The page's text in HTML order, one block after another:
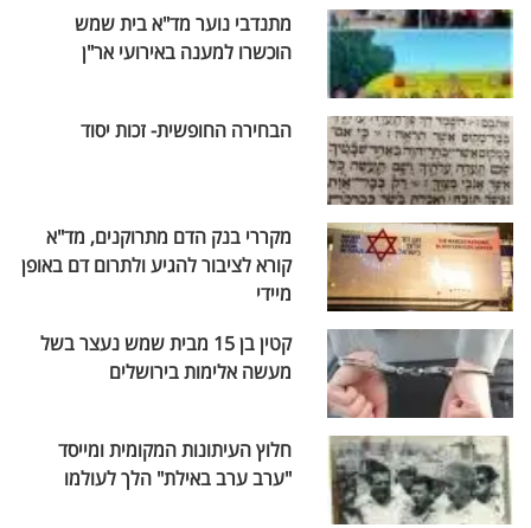
מתנדבי נוער מד"א בית שמש
הוכשרו למענה באירועי אר"ן
הבחירה החופשית- זכות יסוד
מקררי בנק הדם מתרוקנים, מד"א
קורא לציבור להגיע ולתרום דם באופן
מיידי
קטין בן 15 מבית שמש נעצר בשל
מעשה אלימות בירושלים
חלוץ העיתונות המקומית ומייסד
"ערב ערב באילת" הלך לעולמו